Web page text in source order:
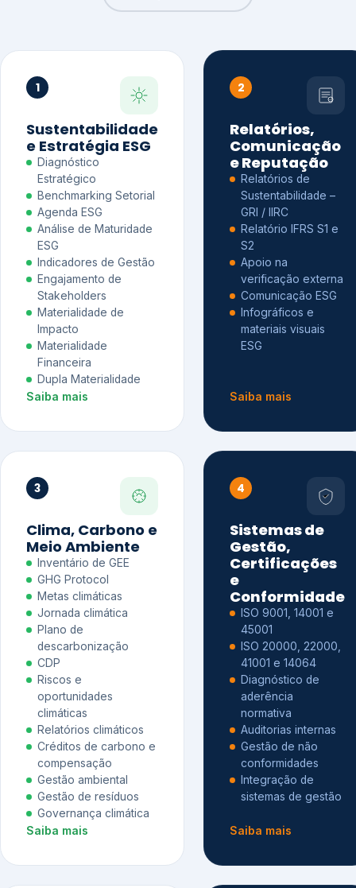
1
Sustentabilidade
e Estratégia ESG
Diagnóstico
Estratégico
Benchmarking Setorial
Agenda ESG
Análise de Maturidade
ESG
Indicadores de Gestão
Engajamento de
Stakeholders
Materialidade de
Impacto
Materialidade
Financeira
Dupla Materialidade
Saiba mais
2
Relatórios,
Comunicação
e Reputação
Relatórios de
Sustentabilidade –
GRI / IIRC
Relatório IFRS S1 e
S2
Apoio na
verificação externa
Comunicação ESG
Infográficos e
materiais visuais
ESG
Saiba mais
3
Clima, Carbono e
Meio Ambiente
Inventário de GEE
GHG Protocol
Metas climáticas
Jornada climática
Plano de
descarbonização
CDP
Riscos e
oportunidades
climáticas
Relatórios climáticos
Créditos de carbono e
compensação
Gestão ambiental
Gestão de resíduos
Governança climática
Saiba mais
4
Sistemas de
Gestão,
Certificações
e
Conformidade
ISO 9001, 14001 e
45001
ISO 20000, 22000,
41001 e 14064
Diagnóstico de
aderência
normativa
Auditorias internas
Gestão de não
conformidades
Integração de
sistemas de gestão
Saiba mais